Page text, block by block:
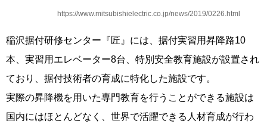
https://www.mitsubishielectric.co.jp/news/2019/0226.html
稲沢据付研修センター『匠』には、据付実習用昇降路10
本、実習用エレベーター8台、特別安全教育施設が設置され
ており、据付技術者の育成に特化した施設です。
実際の昇降機を用いた専門教育を行うことができる施設は
国内にはほとんどなく、世界で活躍できる人材育成が行わ